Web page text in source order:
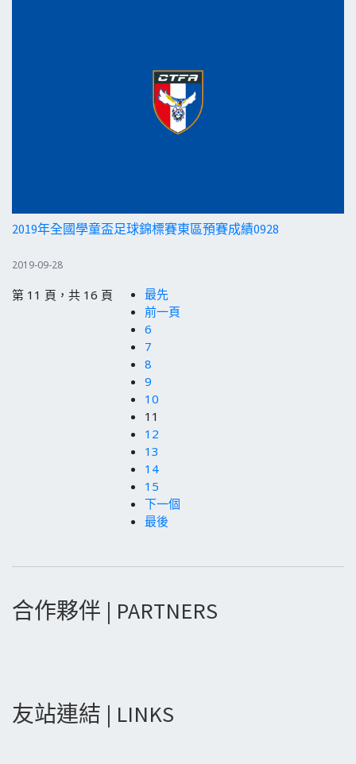
2019年全國學童盃足球錦標賽東區預賽成績0928
2019-09-28
第 11 頁，共 16 頁
最先
前一頁
6
7
8
9
10
11
12
13
14
15
下一個
最後
合作夥伴 | PARTNERS
友站連結 | LINKS